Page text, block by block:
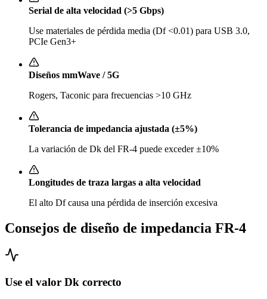
Serial de alta velocidad (>5 Gbps)
Use materiales de pérdida media (Df <0.01) para USB 3.0,
PCIe Gen3+
Diseños mmWave / 5G
Rogers, Taconic para frecuencias >10 GHz
Tolerancia de impedancia ajustada (±5%)
La variación de Dk del FR-4 puede exceder ±10%
Longitudes de traza largas a alta velocidad
El alto Df causa una pérdida de inserción excesiva
Consejos de diseño de impedancia FR-4
Use el valor Dk correcto